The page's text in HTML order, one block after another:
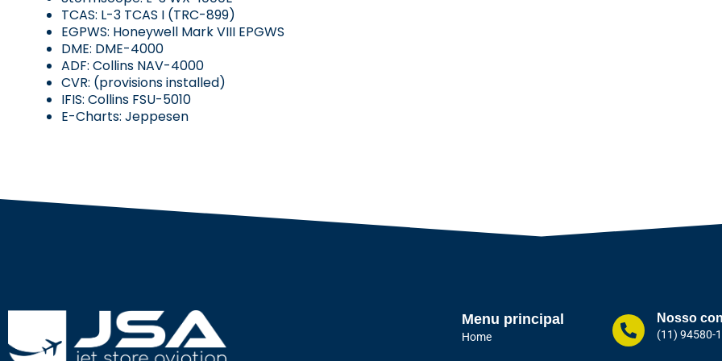
TCAS: L-3 TCAS I (TRC-899)
EGPWS: Honeywell Mark VIII EPGWS
DME: DME-4000
ADF: Collins NAV-4000
CVR: (provisions installed)
IFIS: Collins FSU-5010
E-Charts: Jeppesen
Menu principal
Home
Nosso
(11) 94580-